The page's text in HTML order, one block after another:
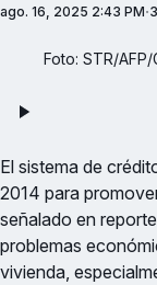
ago. 16, 2025 2:43 PM
Foto: STR/
El sistema de
2014 para
señalado en
problemas
vivienda,